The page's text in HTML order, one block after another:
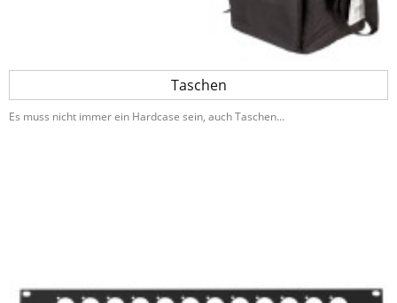
Taschen
Es muss nicht immer ein Hardcase sein, auch Taschen...